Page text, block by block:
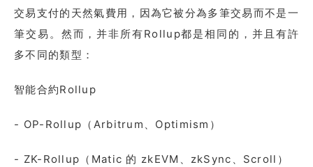
交易支付的天然氣費用，因為它被分為多筆交易而不是一
筆交易。然而，并非所有Rollup都是相同的，并且有許
多不同的類型：
智能合約Rollup
- OP-Rollup（Arbitrum、Optimism）
- ZK-Rollup（Matic 的 zkEVM、zkSync、Scroll）